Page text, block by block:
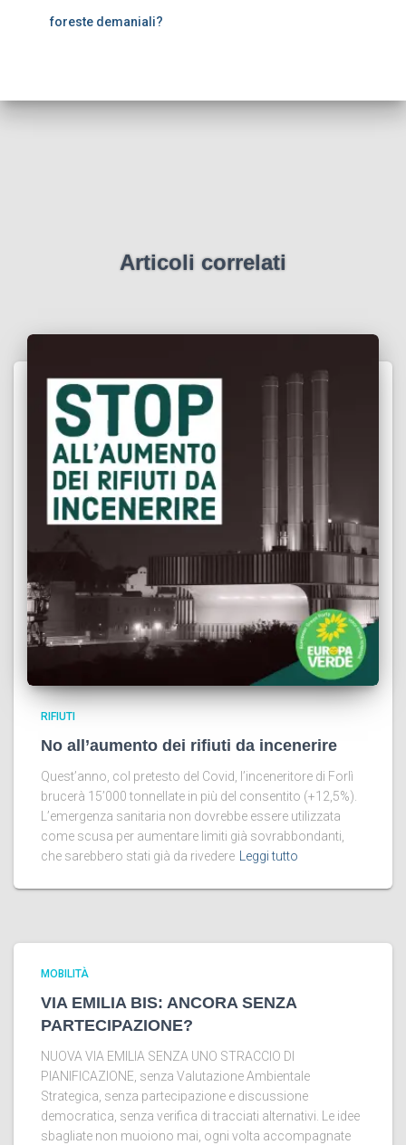
foreste demaniali?
Articoli correlati
RIFIUTI
No all’aumento dei rifiuti da incenerire
Quest’anno, col pretesto del Covid, l’inceneritore di Forlì
brucerà 15’000 tonnellate in più del consentito (+12,5%).
L’emergenza sanitaria non dovrebbe essere utilizzata
come scusa per aumentare limiti già sovrabbondanti,
che sarebbero stati già da rivedere
Leggi tutto
MOBILITÀ
VIA EMILIA BIS: ANCORA SENZA
PARTECIPAZIONE?
NUOVA VIA EMILIA SENZA UNO STRACCIO DI
PIANIFICAZIONE, senza Valutazione Ambientale
Strategica, senza partecipazione e discussione
democratica, senza verifica di tracciati alternativi. Le idee
sbagliate non muoiono mai, ogni volta accompagnate